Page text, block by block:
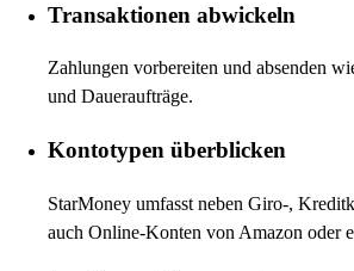
Transaktionen abwickeln
Zahlungen vorbereiten und absenden
und Daueraufträge.
Kontotypen überblicken
StarMoney umfasst neben Giro-,
auch Online-Konten von Amazon oder